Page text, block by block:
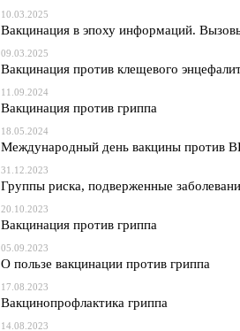
10.03.2025
Вакцинация в эпоху информаций.
09.03.2025
Вакцинация против клещевого
11.09.2024
Вакцинация против гриппа
18.05.2024
Международный день вакцины против
31.12.2023
Группы риска, подверженные
20.10.2023
Вакцинация против гриппа
05.09.2023
О пользе вакцинации против гриппа
17.08.2023
Вакцинопрофлактика гриппа
14.08.2023